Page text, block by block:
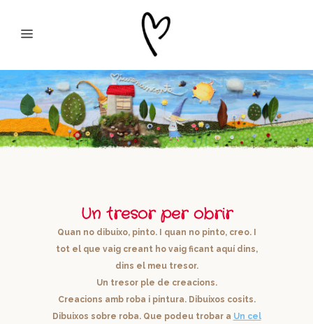
Un tresor per obrir
Quan no dibuixo, pinto. I quan no pinto, creo. I
tot el que vaig creant ho vaig ficant aquí dins,
dins el meu tresor.
Un tresor ple de creacions.
Creacions amb roba i pintura. Dibuixos cosits.
Dibuixos sobre roba. Que podeu trobar a Un cel